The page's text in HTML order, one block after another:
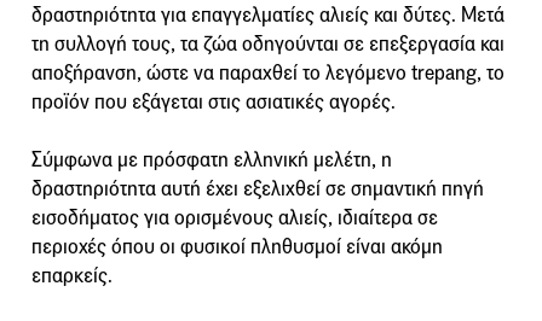
δραστηριότητα για επαγγελματίες αλιείς και δύτες. Μετά
τη συλλογή τους, τα ζώα οδηγούνται σε επεξεργασία και
αποξήρανση, ώστε να παραχθεί το λεγόμενο trepang, το
προϊόν που εξάγεται στις ασιατικές αγορές.
Σύμφωνα με πρόσφατη ελληνική μελέτη, η
δραστηριότητα αυτή έχει εξελιχθεί σε σημαντική πηγή
εισοδήματος για ορισμένους αλιείς, ιδιαίτερα σε
περιοχές όπου οι φυσικοί πληθυσμοί είναι ακόμη
επαρκείς.